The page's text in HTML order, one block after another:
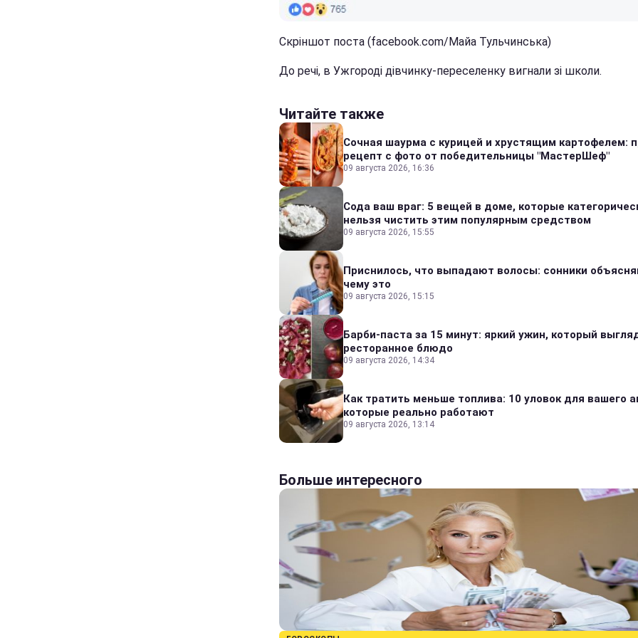
Скріншот поста (facebook.com/Майа Тульчинська)
До речі, в Ужгороді дівчинку-переселенку вигнали зі школи.
Читайте также
Сочная шаурма с курицей и хрустящим картофелем:
рецепт с фото от победительницы "МастерШеф"
09 августа 2026, 16:36
Сода ваш враг: 5 вещей в доме, которые
нельзя чистить этим популярным средством
09 августа 2026, 15:55
Приснилось, что выпадают волосы: сонники
чему это
09 августа 2026, 15:15
Барби-паста за 15 минут: яркий ужин, который
ресторанное блюдо
09 августа 2026, 14:34
Как тратить меньше топлива: 10 уловок для вашего
которые реально работают
09 августа 2026, 13:14
Больше интересного